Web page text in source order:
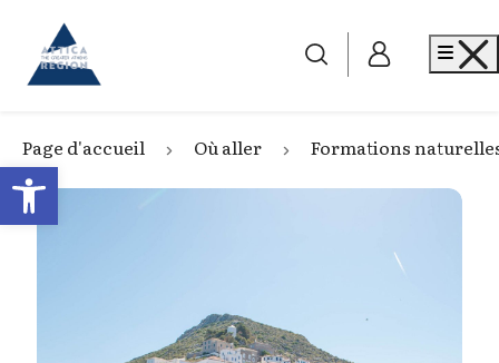
Open toolbar
Go to home
Page d'accueil Où aller Formations